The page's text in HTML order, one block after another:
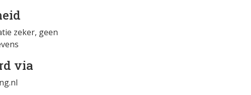
zeker, geen
via